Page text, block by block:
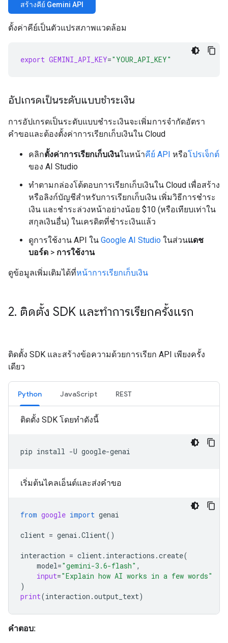
สร้างคีย์ Gemini API
ตั้งค่าคีย์เป็นตัวแปรสภาพแวดล้อม
export GEMINI_API_KEY="YOUR_API_KEY"
อัปเกรดเป็นระดับแบบชำระเงิน
การอัปเกรดเป็นระดับแบบชำระเงินจะเพิ่มการจำกัดอัตรา
คำขอและต้องตั้งค่าการเรียกเก็บเงินใน Cloud
คลิกตั้งค่าการเรียกเก็บเงินในหน้าคีย์ API หรือโปรเจ็กต์
ของ AI Studio
ทำตามกล่องโต้ตอบการเรียกเก็บเงินใน Cloud เพื่อสร้าง
หรือลิงก์บัญชีสำหรับการเรียกเก็บเงิน เพิ่มวิธีการชำระ
เงิน และชำระล่วงหน้าอย่างน้อย $10 (หรือเทียบเท่าใน
สกุลเงินอื่น) ในเครดิตที่ชำระเงินแล้ว
ดูการใช้งาน API ใน Google AI Studio ในส่วนแดช
บอร์ด > การใช้งาน
ดูข้อมูลเพิ่มเติมได้ที่หน้าการเรียกเก็บเงิน
2. ติดตั้ง SDK และทำการเรียกครั้งแรก
ติดตั้ง SDK และสร้างข้อความด้วยการเรียก API เพียงครั้ง
เดียว
Python JavaScript REST
ติดตั้ง SDK โดยทำดังนี้
pip install -U
เริ่มต้นไคลเอ็นต์และส่งคำขอ
from google import genai
client = genai .Client()
interaction = client. interactions .create(
model="gemini-3.6-flash" ,
input="Explain how AI works in a few words"
)
print(interaction .output_text)
คำตอบ: